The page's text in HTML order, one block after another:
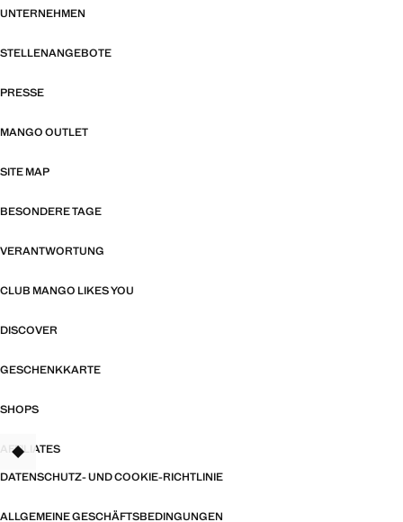
UNTERNEHMEN
STELLENANGEBOTE
PRESSE
MANGO OUTLET
SITE MAP
BESONDERE TAGE
VERANTWORTUNG
CLUB MANGO LIKES YOU
DISCOVER
GESCHENKKARTE
SHOPS
AFFILIATES
DATENSCHUTZ- UND COOKIE-RICHTLINIE
ALLGEMEINE GESCHÄFTSBEDINGUNGEN